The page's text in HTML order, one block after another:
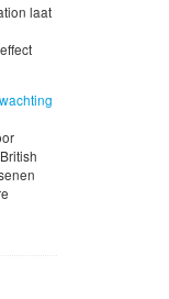
laat